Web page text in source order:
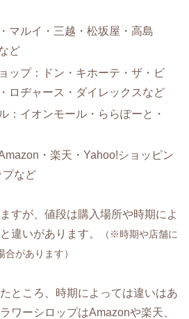
マルイ・三越・松坂屋・高島
ど
ップ：ドン・キホーテ・ザ・ビ
ロヂャース・ダイレックスなど
：イオンモール・ららぽーと・
・楽天・Yahoo!ショッピン
プなど
すが、値段は購入場所や時期によ
と違いがあります。
（※時期や店舗に
があります）
ところ、時期によっては違いはあ
ワーシロップはAmazonや楽天、